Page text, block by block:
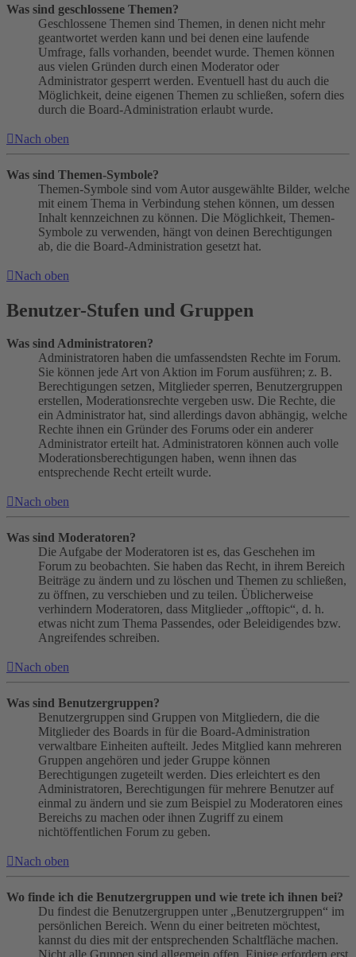
Was sind geschlossene Themen?
Geschlossene Themen sind Themen, in denen nicht mehr
geantwortet werden kann und bei denen eine laufende
Umfrage, falls vorhanden, beendet wurde. Themen können
aus vielen Gründen durch einen Moderator oder
Administrator gesperrt werden. Eventuell hast du auch die
Möglichkeit, deine eigenen Themen zu schließen, sofern dies
durch die Board-Administration erlaubt wurde.
Nach oben
Was sind Themen-Symbole?
Themen-Symbole sind vom Autor ausgewählte Bilder, welche
mit einem Thema in Verbindung stehen können, um dessen
Inhalt kennzeichnen zu können. Die Möglichkeit, Themen-
Symbole zu verwenden, hängt von deinen Berechtigungen
ab, die die Board-Administration gesetzt hat.
Nach oben
Benutzer-Stufen und Gruppen
Was sind Administratoren?
Administratoren haben die umfassendsten Rechte im Forum.
Sie können jede Art von Aktion im Forum ausführen; z. B.
Berechtigungen setzen, Mitglieder sperren, Benutzergruppen
erstellen, Moderationsrechte vergeben usw. Die Rechte, die
ein Administrator hat, sind allerdings davon abhängig, welche
Rechte ihnen ein Gründer des Forums oder ein anderer
Administrator erteilt hat. Administratoren können auch volle
Moderationsberechtigungen haben, wenn ihnen das
entsprechende Recht erteilt wurde.
Nach oben
Was sind Moderatoren?
Die Aufgabe der Moderatoren ist es, das Geschehen im
Forum zu beobachten. Sie haben das Recht, in ihrem Bereich
Beiträge zu ändern und zu löschen und Themen zu schließen,
zu öffnen, zu verschieben und zu teilen. Üblicherweise
verhindern Moderatoren, dass Mitglieder „offtopic“, d. h.
etwas nicht zum Thema Passendes, oder Beleidigendes bzw.
Angreifendes schreiben.
Nach oben
Was sind Benutzergruppen?
Benutzergruppen sind Gruppen von Mitgliedern, die die
Mitglieder des Boards in für die Board-Administration
verwaltbare Einheiten aufteilt. Jedes Mitglied kann mehreren
Gruppen angehören und jeder Gruppe können
Berechtigungen zugeteilt werden. Dies erleichtert es den
Administratoren, Berechtigungen für mehrere Benutzer auf
einmal zu ändern und sie zum Beispiel zu Moderatoren eines
Bereichs zu machen oder ihnen Zugriff zu einem
nichtöffentlichen Forum zu geben.
Nach oben
Wo finde ich die Benutzergruppen und wie trete ich ihnen bei?
Du findest die Benutzergruppen unter „Benutzergruppen“ im
persönlichen Bereich. Wenn du einer beitreten möchtest,
kannst du dies mit der entsprechenden Schaltfläche machen.